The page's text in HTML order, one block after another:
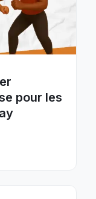
pour les